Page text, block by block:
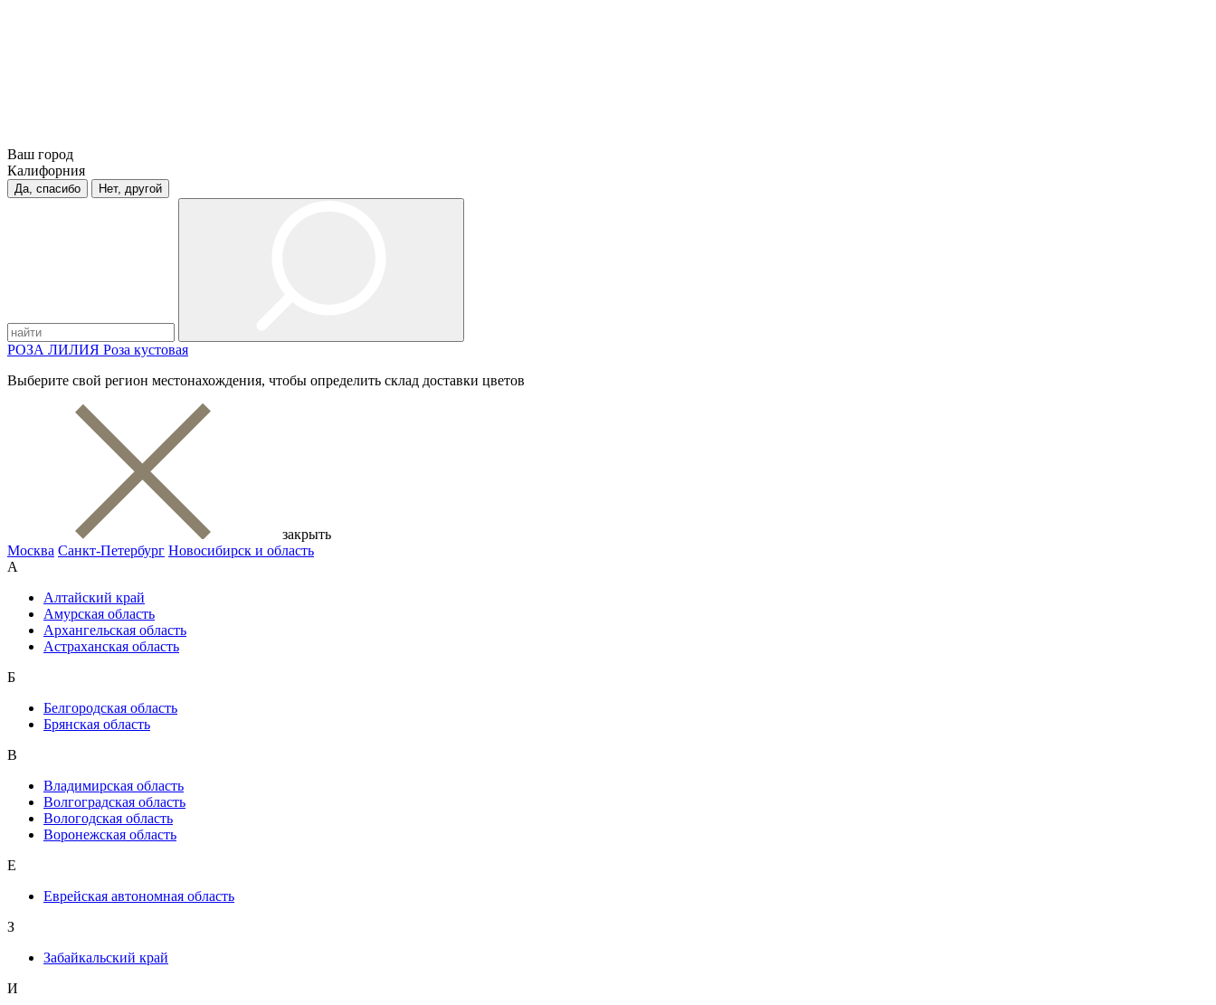
Ваш город
Калифорния
Да, спасибо Нет, другой
РОЗА ЛИЛИЯ Роза кустовая
Выберите свой регион местонахождения, чтобы определить склад доставки цветов
закрыть
Москва Санкт-Петербург Новосибирск и область
А
Алтайский край
Амурская область
Архангельская область
Астраханская область
Б
Белгородская область
Брянская область
В
Владимирская область
Волгоградская область
Вологодская область
Воронежская область
Е
Еврейская автономная область
З
Забайкальский край
И